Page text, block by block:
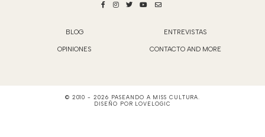
BLOG ENTREVISTAS
OPINIONES CONTACTO AND MORE
© 2010 - 2026 PASEANDO A MISS CULTURA
DISEÑO POR LOVELOGIC